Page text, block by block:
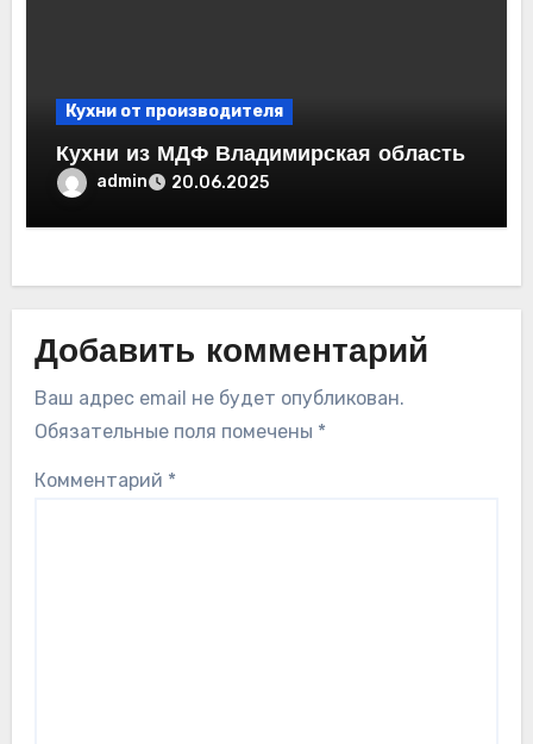
Кухни от производителя
Кухни из МДФ Владимирская область
admin 20.06.2025
Добавить комментарий
Ваш адрес email не будет опубликован.
Обязательные поля помечены *
Комментарий *